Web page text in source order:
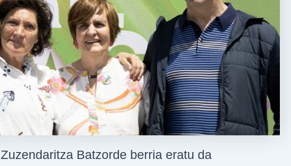
Zuzendaritza Batzorde berria eratu da